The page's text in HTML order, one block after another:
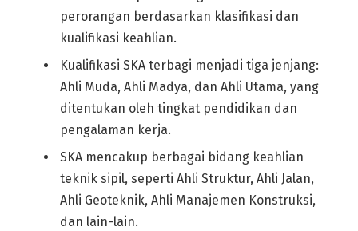
perorangan berdasarkan klasifikasi dan
kualifikasi keahlian.
Kualifikasi SKA terbagi menjadi tiga jenjang:
Ahli Muda, Ahli Madya, dan Ahli Utama, yang
ditentukan oleh tingkat pendidikan dan
pengalaman kerja.
SKA mencakup berbagai bidang keahlian
teknik sipil, seperti Ahli Struktur, Ahli Jalan,
Ahli Geoteknik, Ahli Manajemen Konstruksi,
dan lain-lain.